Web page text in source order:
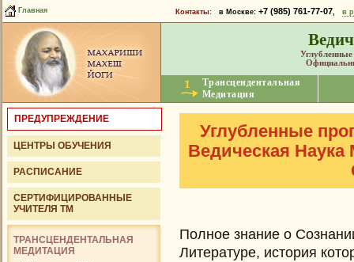
Главная Контакты:в Москве: +7 (985) 761-77-07, в
Трансцендентальная
Медитация
ПРЕДУПРЕЖДЕНИЕ
ЦЕНТРЫ ОБУЧЕНИЯ
РАСПИСАНИЕ
СЕРТИФИЦИРОВАННЫЕ
УЧИТЕЛЯ ТМ
ТРАНСЦЕНДЕНТАЛЬНАЯ
МЕДИТАЦИЯ
Углубленные
Ведическая
Полное знание о
Литературе, история